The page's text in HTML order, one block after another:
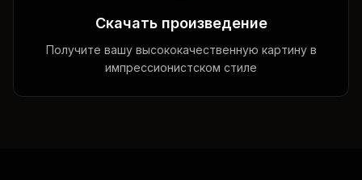
Скачать произведение
Получите вашу высококачественную картину в
импрессионистском стиле